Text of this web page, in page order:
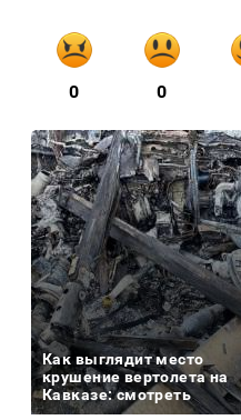
0 0
Как выглядит место
крушение вертолета на
Кавказе: смотреть